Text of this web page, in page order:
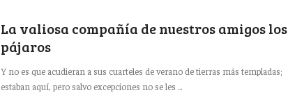
La valiosa compañía de nuestros amigos los
pájaros
Y no es que acudieran a sus cuarteles de verano de tierras más templadas;
estaban aquí, pero salvo excepciones no se les ...